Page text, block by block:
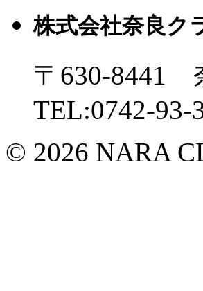
株式会社奈良ク
〒630-8441
TEL:0742-93-
© 2026 NARA